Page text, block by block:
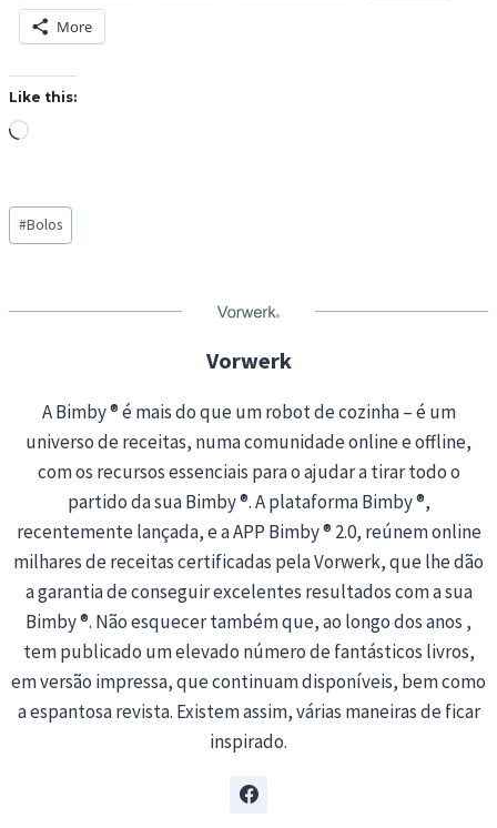
More
Like this:
L
d
i
g
Post
Tags:
#Bolos
Vorwerk
A Bimby ® é mais do que um robot de cozinha – é um
universo de receitas, numa comunidade online e offline,
com os recursos essenciais para o ajudar a tirar todo o
partido da sua Bimby ®. A plataforma Bimby ®,
recentemente lançada, e a APP Bimby ® 2.0, reúnem online
milhares de receitas certificadas pela Vorwerk, que lhe dão
a garantia de conseguir excelentes resultados com a sua
Bimby ®. Não esquecer também que, ao longo dos anos ,
tem publicado um elevado número de fantásticos livros,
em versão impressa, que continuam disponíveis, bem como
a espantosa revista. Existem assim, várias maneiras de ficar
inspirado.